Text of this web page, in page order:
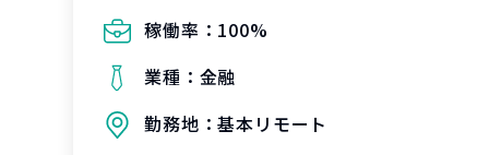
稼働率： 100%
業種： 金融
勤務地：基本リモート